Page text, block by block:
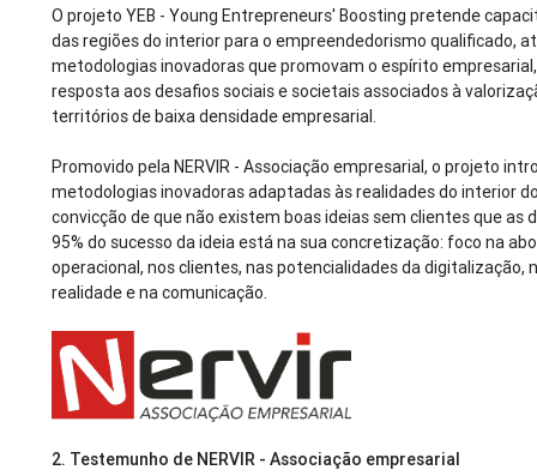
O projeto YEB - Young Entrepreneurs' Boosting pretende
das regiões do interior para o empreendedorismo qualificado,
metodologias inovadoras que promovam o espírito
resposta aos desafios sociais e societais associados à
territórios de baixa densidade empresarial.
Promovido pela NERVIR - Associação empresarial, o projeto
metodologias inovadoras adaptadas às realidades do interior
convicção de que não existem boas ideias sem clientes que as
95% do sucesso da ideia está na sua concretização: foco na
operacional, nos clientes, nas potencialidades da digitalização,
realidade e na comunicação.
2. Testemunho de NERVIR - Associação empresarial